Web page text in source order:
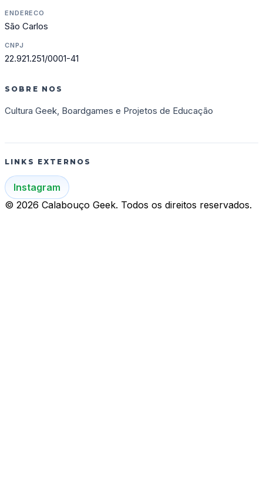
ENDERECO
São Carlos
CNPJ
22.921.251/0001-41
SOBRE NOS
Cultura Geek, Boardgames e Projetos de Educação
LINKS EXTERNOS
Instagram
© 2026 Calabouço Geek. Todos os direitos reservados.